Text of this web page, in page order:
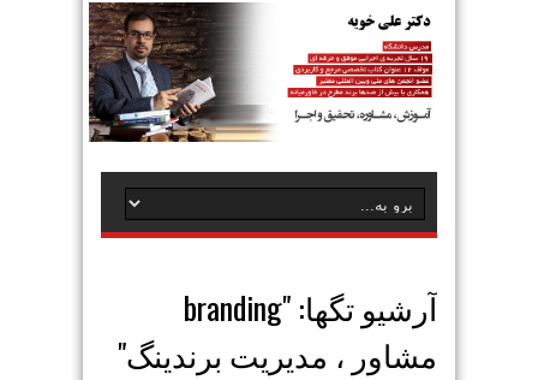
آرشیو تگها: "branding
مشاور ، مدیریت برندینگ"